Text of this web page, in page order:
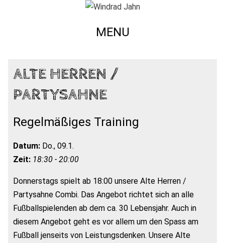
MENU
ALTE HERREN /
PARTYSAHNE
Regelmäßiges Training
Datum: Do., 09.1.
Zeit: 18:30 - 20:00
Donnerstags spielt ab 18:00 unsere Alte Herren /
Partysahne Combi. Das Angebot richtet sich an alle
Fußballspielenden ab dem ca. 30 Lebensjahr. Auch in
diesem Angebot geht es vor allem um den Spass am
Fußball jenseits von Leistungsdenken. Unsere Alte